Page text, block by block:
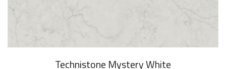
Technistone Mystery White